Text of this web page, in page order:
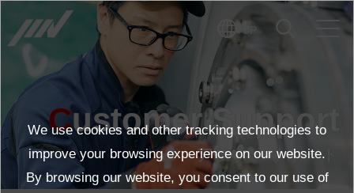
JP
Customer Support
アフターサポート
We use cookies and other tracking technologies to
improve your browsing experience on our website.
By browsing our website, you consent to our use of